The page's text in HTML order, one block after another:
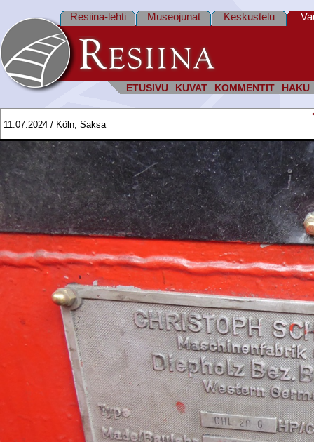
ETUSIVU KUVAT KOMMENTIT HAKU
Resiina-lehti Museojunat Keskustelu
11.07.2024 / Köln, Saksa